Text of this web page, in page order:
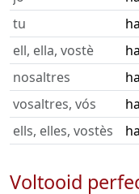
tu
ell, ella, vostè
nosaltres
vosaltres, vós
ells, elles, vostès
Voltooid